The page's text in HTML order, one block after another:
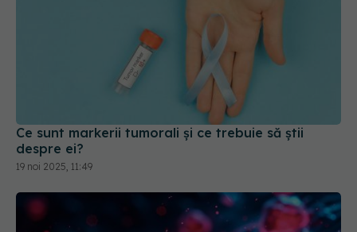
Ce sunt markerii tumorali și ce trebuie să știi
despre ei?
19 noi 2025, 11:49